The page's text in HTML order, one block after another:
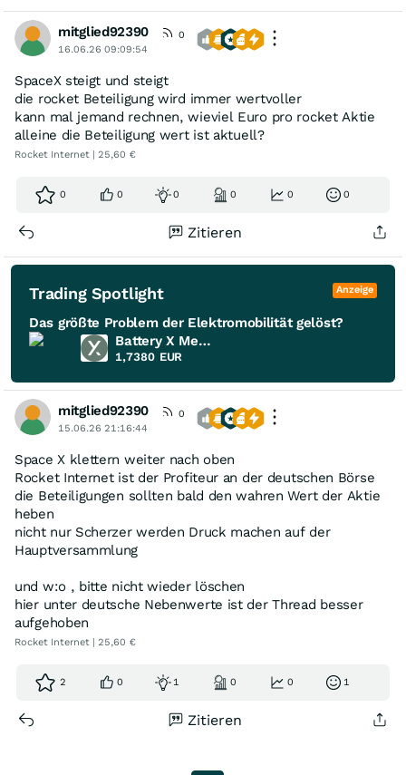
mitglied92390
0
16.06.26 09:09:54
SpaceX steigt und steigt
die rocket Beteiligung wird immer wertvoller
kann mal jemand rechnen, wieviel Euro pro rocket Aktie
alleine die Beteiligung wert ist aktuell?
Rocket Internet | 25,60 €
0 0 0 0 0 0
Zitieren
Trading Spotlight Anzeige
Das größte Problem der Elektromobilität gelöst?
Battery X Metals
1,7380 EUR
mitglied92390
0
15.06.26 21:16:44
Space X klettern weiter nach oben
Rocket Internet ist der Profiteur an der deutschen Börse
die Beteiligungen sollten bald den wahren Wert der Aktie
heben
nicht nur Scherzer werden Druck machen auf der
Hauptversammlung
und w:o , bitte nicht wieder löschen
hier unter deutsche Nebenwerte ist der Thread besser
aufgehoben
Rocket Internet | 25,60 €
2 0 1 0 0 1
Zitieren